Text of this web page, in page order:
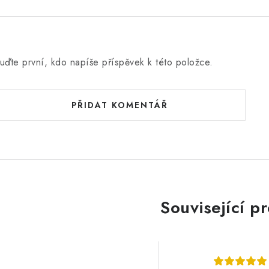
první, kdo napíše příspěvek k této položce.
PŘIDAT KOMENTÁŘ
Související